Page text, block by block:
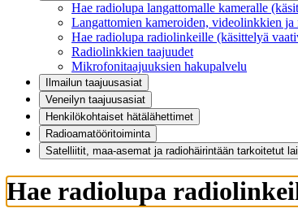
Hae radiolupa langattomalle kameralle
Langattomien kameroiden, videolinkkien
Hae radiolupa radiolinkeille (käsittelyä
Radiolinkkien taajuudet
Mikrofonitaajuuksien hakupalvelu
Ilmailun taajuusasiat
Veneilyn taajuusasiat
Henkilökohtaiset hätälähettimet
Radioamatööritoiminta
Satelliitit, maa-asemat ja radiohäirintään tarkoitetut
Hae radiolupa